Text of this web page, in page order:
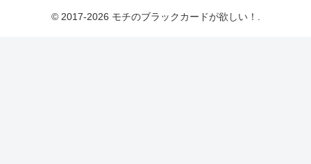
© 2017-2026 モチのブラックカードが欲しい！.